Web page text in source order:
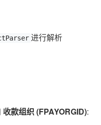
进行解析
收款组织 (FPAYORGID):